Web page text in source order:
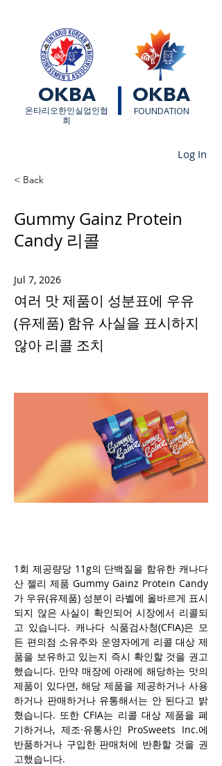
OKBA OKBA
​온타리오한인실업인협
회
FOUNDATION
Log In
< Back
Gummy Gainz Protein
Candy 리콜
Jul 7, 2026
여러 맛 제품이 성분표에 우유
(유제품) 함유 사실을 표시하지
않아 리콜 조치
1회 제공량당 11g의 단백질을 함유한 캐나다
산 젤리 제품 Gummy Gainz Protein Candy
가 우유(유제품) 성분이 라벨에 올바르게 표시
되지 않은 사실이 확인되어 시장에서 리콜되
고 있습니다. 캐나다 식품검사청(CFIA)은 모
든 편의점 소유주와 운영자에게 리콜 대상 제
품을 보유하고 있는지 즉시 확인할 것을 권고
했습니다. 만약 매장에 아래에 해당하는 맛의
제품이 있다면, 해당 제품을 제공하거나 사용
하거나 판매하거나 유통해서는 안 된다고 밝
혔습니다. 또한 CFIA는 리콜 대상 제품을 폐
기하거나, 제조·유통사인 ProSweets Inc.에
반품하거나 구입한 판매처에 반환할 것을 권
고했습니다.